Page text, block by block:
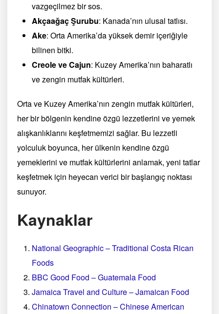
vazgeçilmez bir sos.
Akçaağaç Şurubu: Kanada’nın ulusal tatlısı.
Ake: Orta Amerika’da yüksek demir içeriğiyle
bilinen bitki.
Creole ve Cajun: Kuzey Amerika’nın baharatlı
ve zengin mutfak kültürleri.
Orta ve Kuzey Amerika’nın zengin mutfak kültürleri,
her bir bölgenin kendine özgü lezzetlerini ve yemek
alışkanlıklarını keşfetmemizi sağlar. Bu lezzetli
yolculuk boyunca, her ülkenin kendine özgü
yemeklerini ve mutfak kültürlerini anlamak, yeni tatlar
keşfetmek için heyecan verici bir başlangıç noktası
sunuyor.
Kaynaklar
National Geographic – Traditional Costa Rican
Foods
BBC Good Food – Guatemala Food
Jamaica Travel and Culture – Jamaican Food
Chinatown Connection – Chinese American